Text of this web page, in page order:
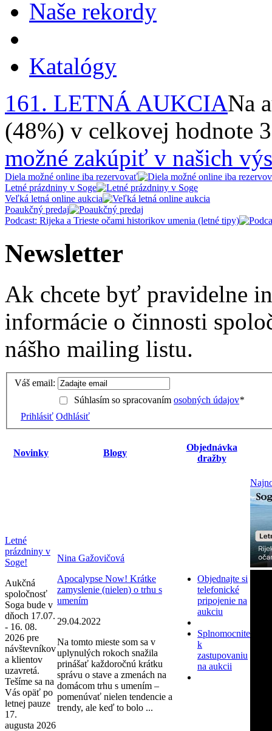
Naše rekordy
Katalógy
161. LETNÁ AUKCIANa
(48%) v celkovej hodnote
možné zakúpiť v našich
Diela možné online iba rezervovať
Letné prázdniny v Soge
Veľká letná online aukcia
Poaukčný predaj
Podcast: Rijeka a Trieste očami historikov umenia (letné tipy)
Newsletter
Ak chcete byť pravidelne
informácie o činnosti
nášho mailing listu.
Váš email:
Súhlasím so spracovaním osobných údajov*
Prihlásiť Odhlásiť
Novinky Blogy
Objednávka
dražby
Letné
prázdniny v
Soge!
Aukčná
spoločnosť
Soga bude v
dňoch 17.07.
- 16. 08.
2026 pre
návštevníkov
a klientov
uzavretá.
Tešíme sa na
Vás opäť po
letnej pauze
17.
augusta 2026
Nina Gažovičová
Apocalypse Now! Krátke
zamyslenie (nielen) o trhu s
umením
29.04.2022
Na tomto mieste som sa v
uplynulých rokoch snažila
prinášať každoročnú krátku
správu o stave a zmenách na
domácom trhu s umením –
pomenúvať nielen tendencie a
trendy, ale keď to bolo ...
Objednajte si
telefonické
pripojenie na
aukciu
Splnomocnite
k
zastupovaniu
na aukcii